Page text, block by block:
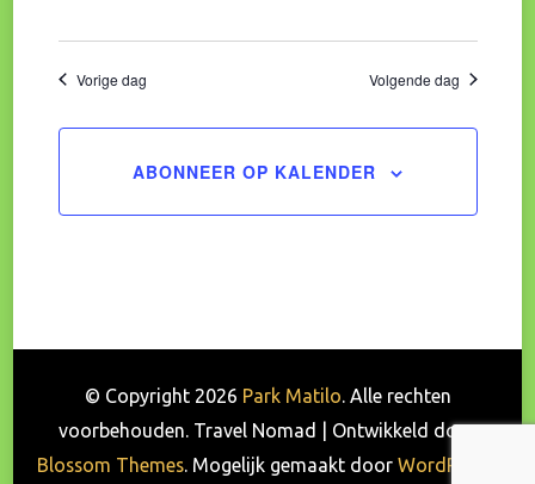
Vorige dag Volgende dag
ABONNEER OP KALENDER
© Copyright 2026 Park Matilo. Alle rechten
voorbehouden. Travel Nomad | Ontwikkeld door
Blossom Themes. Mogelijk gemaakt door WordPress